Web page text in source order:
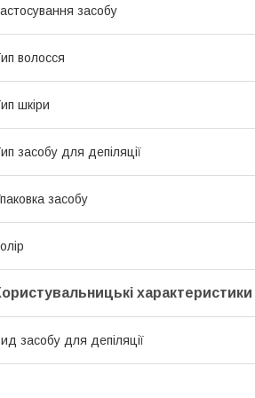
засобу
волосся
шкіри
засобу для депіляції
засобу
характеристики
засобу для депіляції